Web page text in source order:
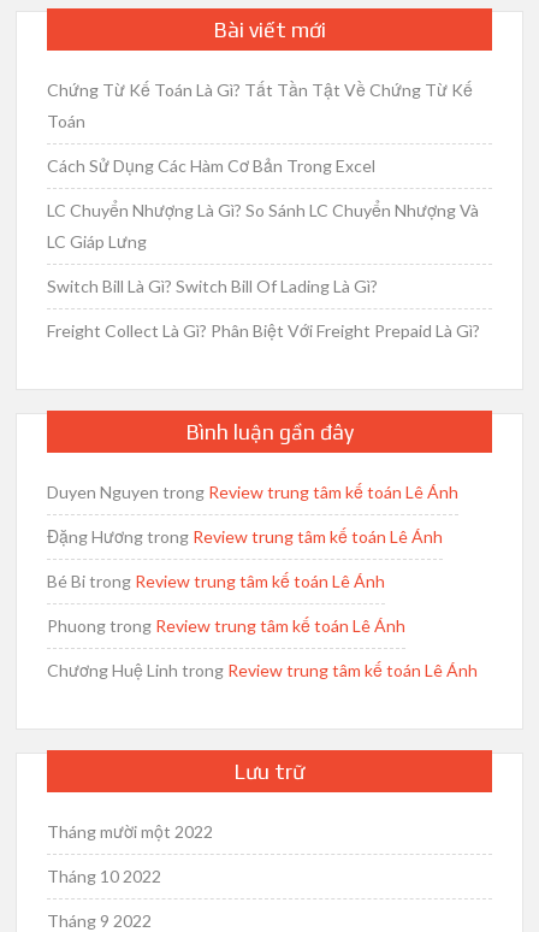
Bài viết mới
Chứng Từ Kế Toán Là Gì? Tất Tần Tật Về Chứng Từ Kế
Toán
Cách Sử Dụng Các Hàm Cơ Bản Trong Excel
LC Chuyển Nhượng Là Gì? So Sánh LC Chuyển Nhượng Và
LC Giáp Lưng
Switch Bill Là Gì? Switch Bill Of Lading Là Gì?
Freight Collect Là Gì? Phân Biệt Với Freight Prepaid Là Gì?
Bình luận gần đây
Duyen Nguyen trong Review trung tâm kế toán Lê Ánh
Đặng Hươngtrong Review trung tâm kế toán Lê Ánh
Bé Bitrong Review trung tâm kế toán Lê Ánh
Phuongtrong Review trung tâm kế toán Lê Ánh
Chương Huệ Linh trong Review trung tâm kế toán Lê Ánh
Lưu trữ
Tháng mười một 2022
Tháng 10 2022
Tháng 9 2022